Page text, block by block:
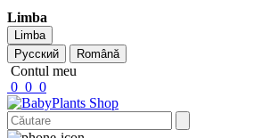
Limba
Limba
Русский
Română
Contul meu
0 0 0